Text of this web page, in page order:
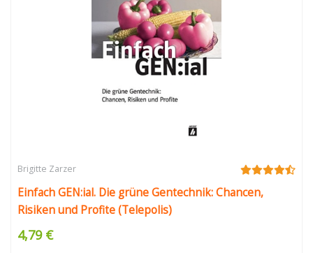
Brigitte Zarzer
Einfach GEN:ial. Die grüne Gentechnik: Chancen,
Risiken und Profite (Telepolis)
4,79 €